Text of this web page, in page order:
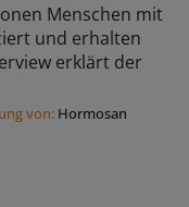
Menschen mit
und erhalten
erklärt der
von: Hormosan